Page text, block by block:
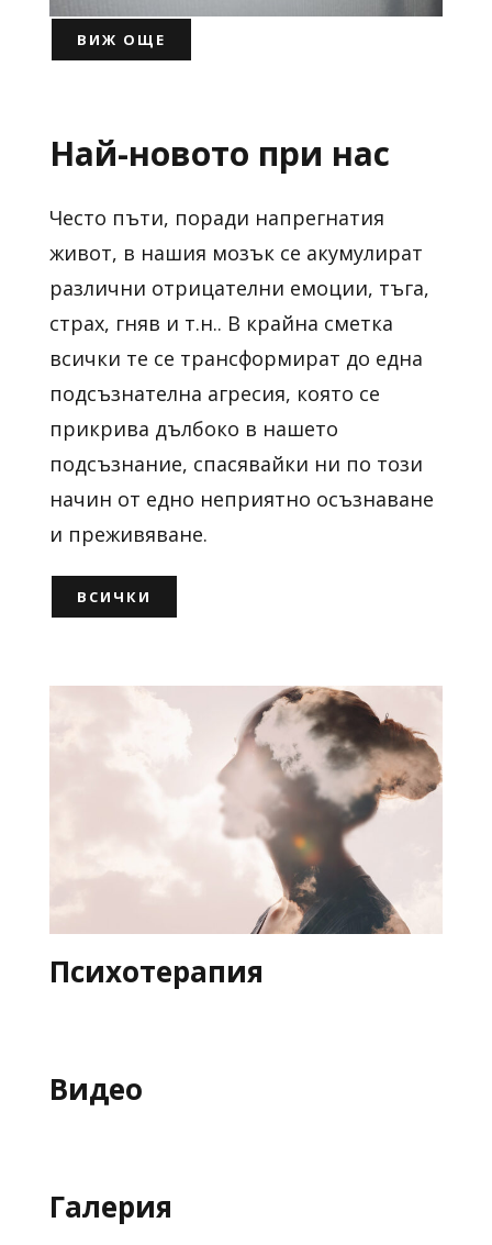
ВИЖ ОЩЕ
Най-новото при нас
Често пъти, поради напрегнатия
живот, в нашия мозък се акумулират
различни отрицателни емоции, тъга,
страх, гняв и т.н.. В крайна сметка
всички те се трансформират до една
подсъзнателна агресия, която се
прикрива дълбоко в нашето
подсъзнание, спасявайки ни по този
начин от едно неприятно осъзнаване
и преживяване.
ВСИЧКИ
Психотерапия
Видео
Галерия